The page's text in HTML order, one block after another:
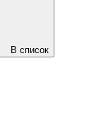
В список